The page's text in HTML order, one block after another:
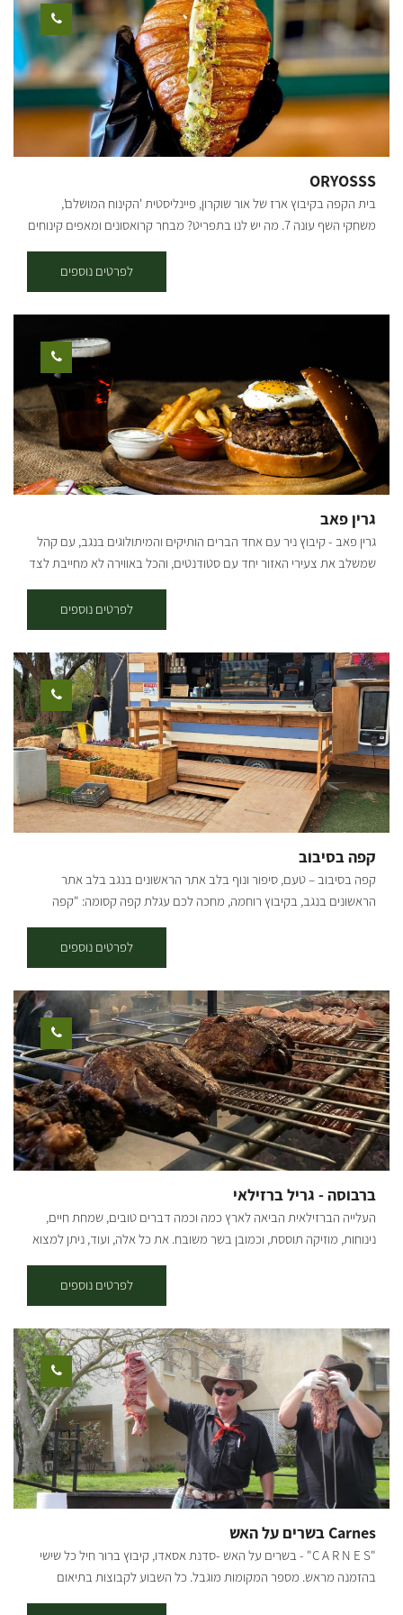
ORYOSSS
בית הקפה בקיבוץ ארז של אור שוקרון, פיינליסטית 'הקינוח המושלם',
משחקי השף עונה 7. מה יש לנו בתפריט? מבחר קרואסונים ומאפים קינוחים
לפרטים נוספים
גרין פאב
גרין פאב - קיבוץ ניר עם אחד הברים הותיקים והמיתולוגים בנגב, עם קהל
שמשלב את צעירי האזור יחד עם סטודנטים, והכל באווירה לא מחייבת לצד
מטבח מפנק עם מנות מגוונות, בר משקאות עשיר, מוזיקה טובה הופעות
לפרטים נוספים
קפה בסיבוב
קפה בסיבוב – טעם, סיפור ונוף בלב אתר הראשונים בנגב בלב אתר
הראשונים בנגב, בקיבוץ רוחמה, מחכה לכם עגלת קפה קסומה: "קפה
היסטורי מרתק המחבר בין עבר להווה. אתר הראשונים הוא פנינה נסתרת
בנגב, הכוללת באר עתיקה מ-1913, משוריינים וכלים חקלאיים מימי קום
המדינה – מקום שעוצר את הזמן ומספר את סיפורה של ההתיישבות בנגב.
חגי הורביץ, הבעלים והיזם, ממשיך את חזונו שהחל בשנת 2021 עם "קפה
בסיבוב" בחץ השחור, סמוך למפלסים. עגלת הקפה האהובה, שזכתה
לקהל מבקרים רחב, נחרבה ב-7/10, וכיום נולדה מחדש במיקום הקסום
באתר הראשונים. "קפה בסיבוב" הוא נקודת עצירה מושלמת למטיילים,
משפחות וחובבי טבע. [gallery columns="5"
ids="27213,27211,27209,27207,29630,29628,29626,29624,29622,29
620,29618,29616,29614,29633,29635,29637,34215,34217,34219,342
21" orderby="rand"]
לפרטים נוספים
ברבוסה - גריל ברזילאי
העלייה הברזילאית הביאה לארץ כמה וכמה דברים טובים, שמחת חיים,
נינוחות, מוזיקה תוססת, וכמובן בשר משובח. את כל אלה, ועוד, ניתן למצוא
הוא בית לאירועי בוטיק בקצב הברזילאי! אצלנו בברבוסה מתמחים בביצוע
אירועים ברמה הגבוהה ביותר יחד עם חוויית בשרים איכותית בשיטת צלייה
ייחודית האופיינית לתרבות הברזילאית. אירועים משפחתיים - בר מצווה, בת
מצווה, ימי הולדת ועוד. סיורים בעוטף עזה ובכלניות. אירועים עסקיים - ימי
גיבוש, כנסים, ערב מחלקה ועוד. נשמח לשמוח אתכם ולהפוך את האירוע
שלכם ליחיד במינו עם המון יחס ומקצועיות. חדש חדש!! רק בימי שלישי
פותחים לקהל הרחב את הברבוסה בברור חיל בואו להתפנק באווירה הכי
כפרית שיש, בשיטת אכול כפי יכולתך
פשוט תבואו רעבים ותהנו מכל
רגע
בחגיגת בשרים של שורסקריה אותנטית בסגנון הברזילאי שריינו
מקום מראש דרך האתר:
לפרטים נוספים
Carnes בשרים על האש
"C A R N E S" - בשרים על האש -סדנת אסאדו, קיבוץ ברור חיל כל שישי
בהזמנה מראש. מספר המקומות מוגבל. כל השבוע לקבוצות בתיאום